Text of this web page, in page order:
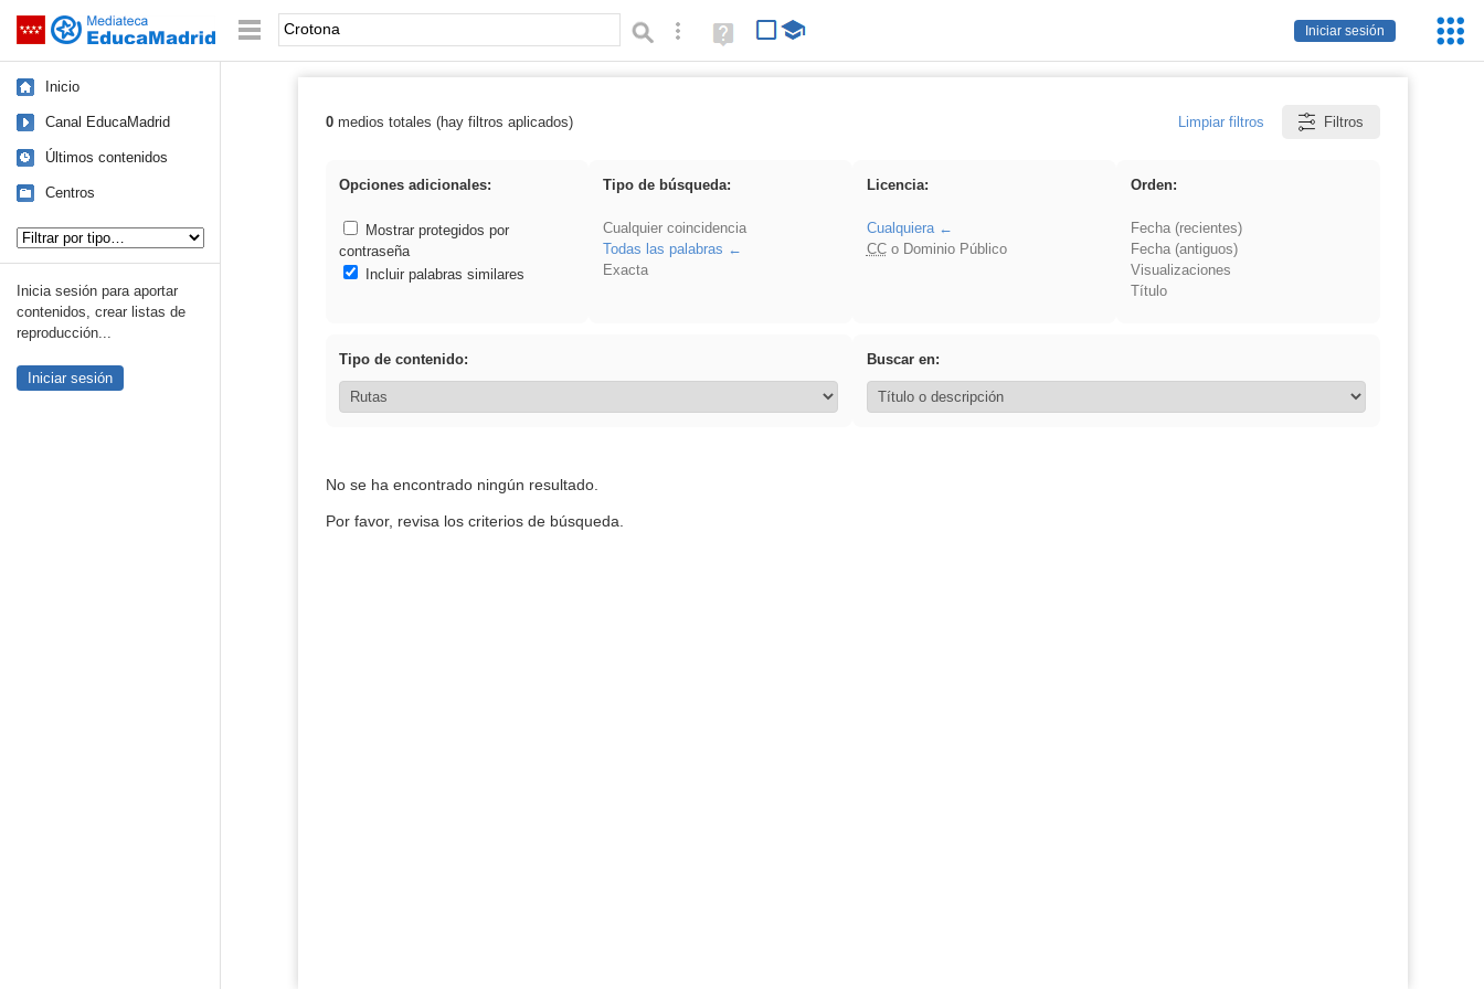
Saltar navegación
Iniciar sesión
Palabra o frase: Búsqueda avanzada
Ayuda
(en
Inicio
Canal EducaMadrid
Últimos contenidos
Centros
Inicia sesión para aportar
contenidos, crear listas de
reproducción...
Iniciar sesión
Resultados de: Crotona
0medios totales (hay filtros aplicados) Limpiar filtros Filtros
Opciones adicionales:
Mostrar protegidos por
contraseña
Incluir palabras similares
Tipo de búsqueda:
Cualquier coincidencia
Todas las palabras
Exacta
Licencia:
Cualquiera
CCo Dominio Público
Orden:
Fecha (recientes)
Fecha (antiguos)
Visualizaciones
Título
Tipo de contenido: Buscar en:
No se ha encontrado ningún resultado.
Por favor, revisa los criterios de búsqueda.